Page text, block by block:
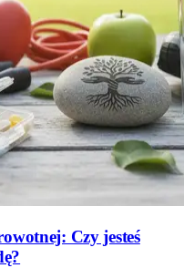
Czy jesteś